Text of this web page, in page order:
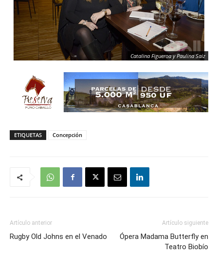
Catalina Figueroa y Paulina Saiz
ETIQUETAS Concepción
Artículo anterior
Rugby Old Johns en el Venado
Artículo siguiente
Ópera Madama Butterfly en
Teatro Biobío